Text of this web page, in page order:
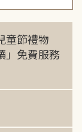
童節禮物
」免費服務